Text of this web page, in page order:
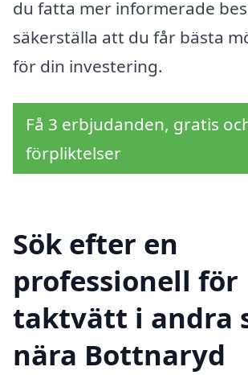
du fatta mer informerade
säkerställa att du får bästa
för din investering.
Få 3 erbjudanden, gratis
förpliktelser
Sök efter en
professionell för
taktvätt i andra
nära Bottnaryd